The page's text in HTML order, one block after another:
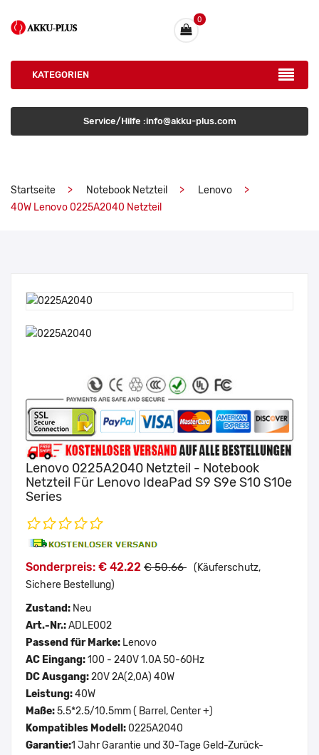
0
KATEGORIEN
Service/Hilfe :info@akku-plus.com
Startseite Notebook Netzteil
Lenovo
40W Lenovo 0225A2040 Netzteil
Lenovo 0225A2040 Netzteil - Notebook
Netzteil Für Lenovo IdeaPad S9 S9e S10 S10e
Series
Sonderpreis: € 42.22 € 50.66 (Käuferschutz,
Sichere Bestellung)
Zustand: Neu
Art.-Nr.:ADLE002
Passend für Marke: Lenovo
AC Eingang:100 - 240V 1.0A 50-60Hz
DC Ausgang:20V 2A(2,0A) 40W
Leistung:40W
Maße:5.5*2.5/10.5mm ( Barrel, Center +)
Kompatibles Modell:0225A2040
Garantie:1 Jahr Garantie und 30-Tage Geld-Zurück-